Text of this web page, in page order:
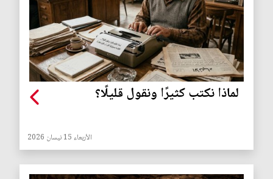
لماذا نكتب كثيرًا ونقول قليلًا؟
الأربعاء 15 نيسان 2026